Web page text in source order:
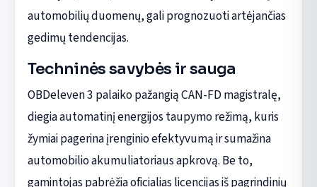
automobilių duomenų, gali prognozuoti artėjančias
gedimų tendencijas.
Techninės savybės ir sauga
OBDeleven 3 palaiko pažangią CAN-FD magistralę,
diegia automatinį energijos taupymo režimą, kuris
žymiai pagerina įrenginio efektyvumą ir sumažina
automobilio akumuliatoriaus apkrovą. Be to,
gamintojas pabrėžia oficialias licencijas iš pagrindinių